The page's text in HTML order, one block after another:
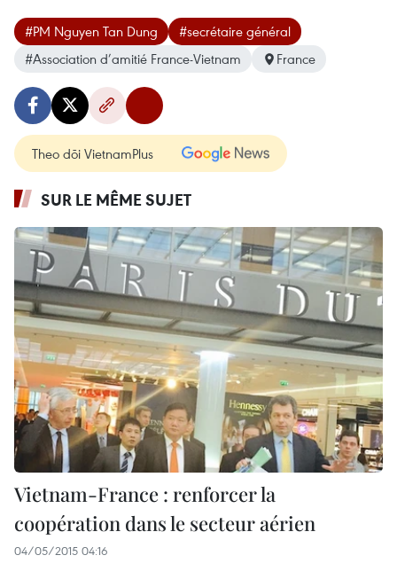
#PM Nguyen Tan Dung
#secrétaire général
#Association d’amitié France-Vietnam
France
Theo dõi VietnamPlus
SUR LE MÊME SUJET
Vietnam-France : renforcer la
coopération dans le secteur aérien
04/05/2015 04:16